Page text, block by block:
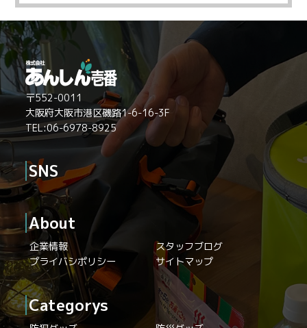
〒552-0011
大阪府大阪市港区磯路1-6-16-3F
TEL:06-6978-8925
SNS
About
企業情報
スタッフブログ
プライバシポリシー
サイトマップ
Categorys